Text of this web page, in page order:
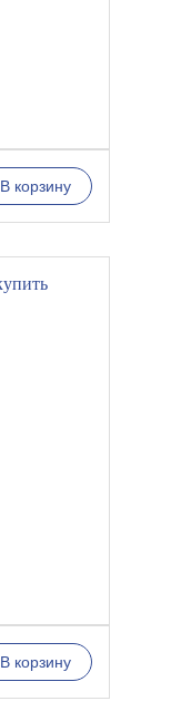
В корзину
В корзину